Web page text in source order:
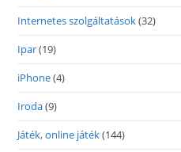
Internetes szolgáltatások(32)
Ipar(19)
iPhone(4)
Iroda(9)
Játék, online játék(144)